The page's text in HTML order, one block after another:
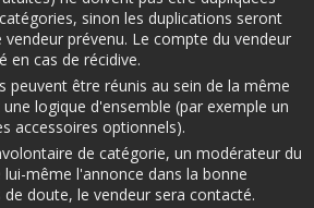
sinon les duplications seront
vendeur prévenu. Le compte du vendeur
en cas de récidive.
peuvent être réunis au sein de la même
logique d'ensemble (par exemple un
accessoires optionnels).
de catégorie, un modérateur du
lui-même l'annonce dans la bonne
de doute, le vendeur sera contacté.